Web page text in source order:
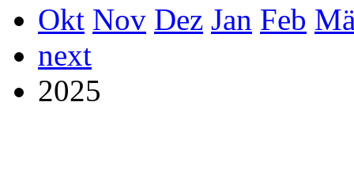
Okt Nov Dez Jan Feb
next
2025